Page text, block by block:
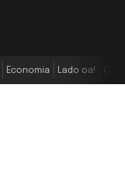
Economia Lado oa!